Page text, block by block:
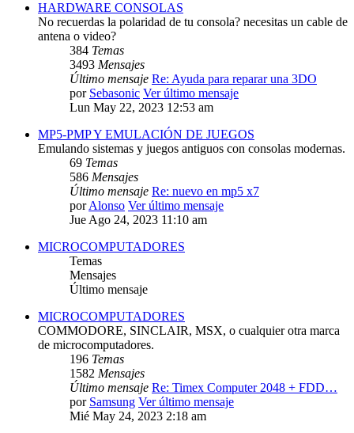
HARDWARE CONSOLAS
No recuerdas la polaridad de tu consola? necesitas un cable de
antena o video?
384 Temas
3493 Mensajes
Último mensaje Re: Ayuda para reparar una 3DO
por Sebasonic Ver último mensaje
Lun May 22, 2023 12:53 am
MP5-PMP Y EMULACIÓN DE JUEGOS
Emulando sistemas y juegos antiguos con consolas modernas.
69 Temas
586 Mensajes
Último mensaje Re: nuevo en mp5 x7
porAlonso Ver último mensaje
Jue Ago 24, 2023 11:10 am
MICROCOMPUTADORES
Temas
Mensajes
Último mensaje
MICROCOMPUTADORES
COMMODORE, SINCLAIR, MSX, o cualquier otra marca
de microcomputadores.
196 Temas
1582 Mensajes
Último mensaje Re: Timex Computer 2048 + FDD…
por Samsung Ver último mensaje
Mié May 24, 2023 2:18 am